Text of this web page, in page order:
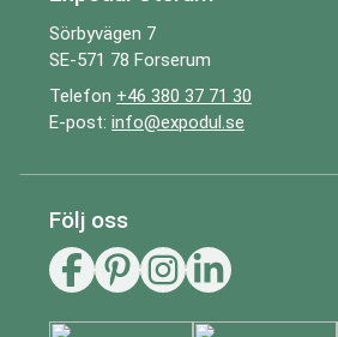
Sörbyvägen 7
SE-571 78 Forserum
Telefon +46 380 37 71 30
E-post: info@expodul.se
Följ oss